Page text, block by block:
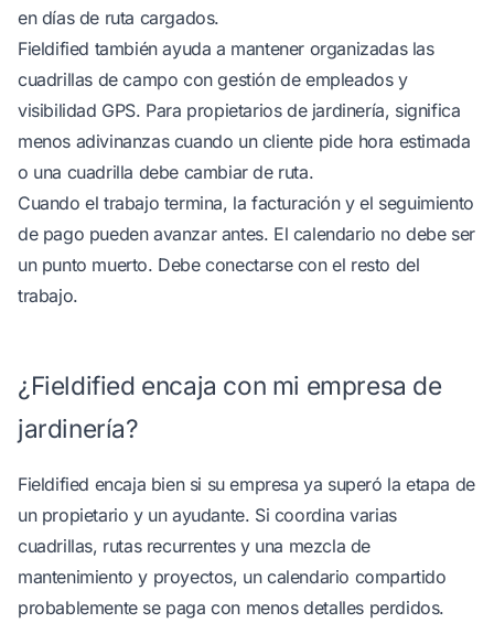
en días de ruta cargados.
Fieldified también ayuda a mantener organizadas las
cuadrillas de campo con gestión de empleados y
visibilidad GPS. Para propietarios de jardinería, significa
menos adivinanzas cuando un cliente pide hora estimada
o una cuadrilla debe cambiar de ruta.
Cuando el trabajo termina, la facturación y el seguimiento
de pago pueden avanzar antes. El calendario no debe ser
un punto muerto. Debe conectarse con el resto del
trabajo.
¿Fieldified encaja con mi empresa de
jardinería?
Fieldified encaja bien si su empresa ya superó la etapa de
un propietario y un ayudante. Si coordina varias
cuadrillas, rutas recurrentes y una mezcla de
mantenimiento y proyectos, un calendario compartido
probablemente se paga con menos detalles perdidos.